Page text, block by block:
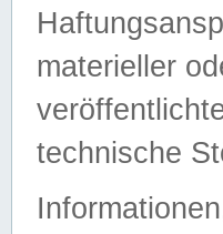
materieller
technische